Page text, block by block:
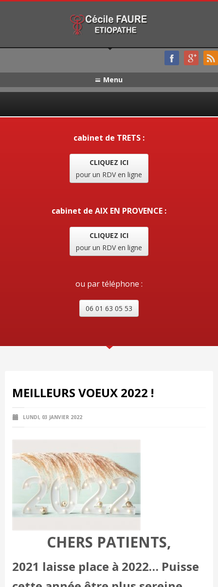
Menu
cabinet de TRETS :
CLIQUEZ ICI
pour un RDV en ligne
cabinet de AIX EN PROVENCE :
CLIQUEZ ICI
pour un RDV en ligne
ou par téléphone :
06 01 63 05 53
MEILLEURS VOEUX 2022 !
LUNDI, 03 JANVIER 2022
CHERS PATIENTS,
2021 laisse place à 2022… Puisse